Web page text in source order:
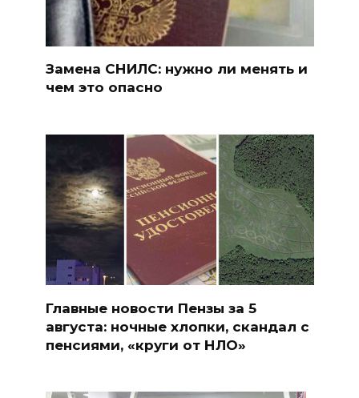
Замена СНИЛС: нужно ли менять и
чем это опасно
Главные новости Пензы за 5
августа: ночные хлопки, скандал с
пенсиями, «круги от НЛО»